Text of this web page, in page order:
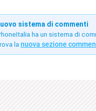
sistema di commenti
ha un sistema di
la nuova sezione